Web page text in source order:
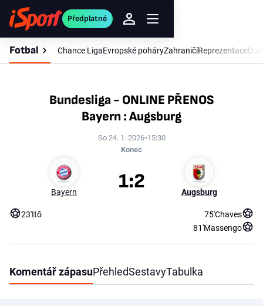
Předplatné
Fotbal Chance LigaEvropské poháryZahraničíReprezentace
Bundesliga - ONLINE PŘENOS
Bayern : Augsburg
So 24. 1. 2026 15:30
Konec
Bayern Augsburg
1:2
23'Itō 75'Chaves
81'Massengo
Komentář zápasuPřehledSestavyTabulka